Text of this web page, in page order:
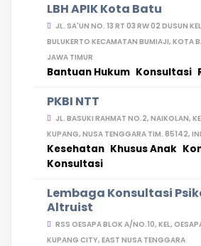
LBH APIK Kota Batu
JL. SA'UN NO. 13 RT 03 RW 02 DUSUN
BULUKERTO KECAMATAN BUMIAJI, KOTA
JAWA TIMUR
Bantuan Hukum Konsultasi
PKBI NTT
JL. BASUKI RAHMAT NO.2, NAIKOLAN,
KUPANG, NUSA TENGGARA TIM. 85142,
Kesehatan Khusus Anak
Konsultasi
Lembaga Konsultasi
Altruist
RSS OESAPA BLOK A/NO.10, KEL,
KUPANG CITY, EAST NUSA TENGGARA